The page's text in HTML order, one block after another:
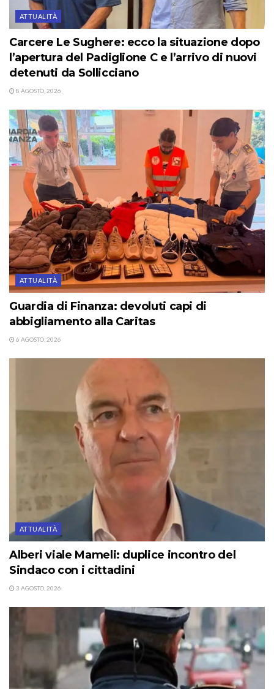
ATTUALITÀ
Carcere Le Sughere: ecco la situazione dopo
l’apertura del Padiglione C e l’arrivo di nuovi
detenuti da Sollicciano
8 AGOSTO, 2026
ATTUALITÀ
Guardia di Finanza: devoluti capi di
abbigliamento alla Caritas
6 AGOSTO, 2026
ATTUALITÀ
Alberi viale Mameli: duplice incontro del
Sindaco con i cittadini
3 AGOSTO, 2026